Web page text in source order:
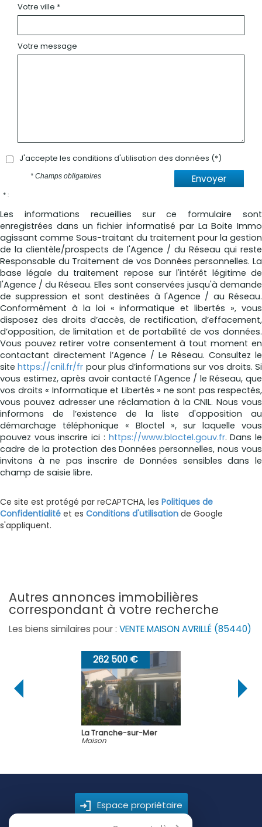
Votre ville *
Votre message
J'accepte les conditions d'utilisation des données (*)
Envoyer
* Champs obligatoires
* :
Les informations recueillies sur ce formulaire sont
enregistrées dans un fichier informatisé par La Boite Immo
agissant comme Sous-traitant du traitement pour la gestion
de la clientèle/prospects de l'Agence / du Réseau qui reste
Responsable du Traitement de vos Données personnelles. La
base légale du traitement repose sur l'intérêt légitime de
l'Agence / du Réseau. Elles sont conservées jusqu'à demande
de suppression et sont destinées à l'Agence / au Réseau.
Conformément à la loi « informatique et libertés », vous
disposez des droits d’accès, de rectification, d’effacement,
d’opposition, de limitation et de portabilité de vos données.
Vous pouvez retirer votre consentement à tout moment en
contactant directement l’Agence / Le Réseau. Consultez le
sitehttps://cnil.fr/fr pour plus d’informations sur vos droits. Si
vous estimez, après avoir contacté l'Agence / le Réseau, que
vos droits « Informatique et Libertés » ne sont pas respectés,
vous pouvez adresser une réclamation à la CNIL. Nous vous
informons de l’existence de la liste d'opposition au
démarchage téléphonique « Bloctel », sur laquelle vous
pouvez vous inscrire ici : https://www.bloctel.gouv.fr. Dans le
cadre de la protection des Données personnelles, nous vous
invitons à ne pas inscrire de Données sensibles dans le
champ de saisie libre.
Ce site est protégé par reCAPTCHA, les Politiques de
Confidentialité et es Conditions d'utilisation de Google
s'appliquent.
autres annonces immobilières
correspondant à votre recherche
Les biens similaires pour : VENTE MAISON AVRILLÉ (85440)
262 500 €
La Tranche-sur-Mer
Maison
Espace propriétaire